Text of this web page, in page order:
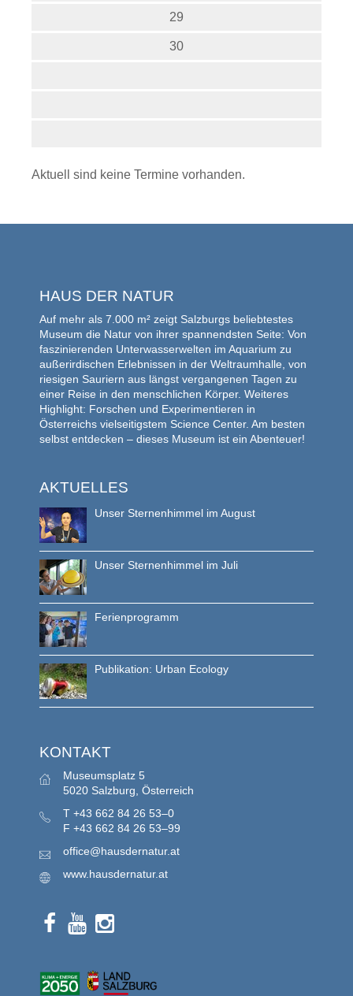
29
30
Aktuell sind keine Termine vorhanden.
HAUS DER NATUR
Auf mehr als 7.000 m² zeigt Salzburgs beliebtestes
Museum die Natur von ihrer spannendsten Seite: Von
faszinierenden Unterwasserwelten im Aquarium zu
außerirdischen Erlebnissen in der Weltraumhalle, von
riesigen Sauriern aus längst vergangenen Tagen zu
einer Reise in den menschlichen Körper. Weiteres
Highlight: Forschen und Experimentieren in
Österreichs vielseitigstem Science Center. Am besten
selbst entdecken – dieses Museum ist ein Abenteuer!
AKTUELLES
Unser Sternenhimmel im August
Unser Sternenhimmel im Juli
Ferienprogramm
Publikation: Urban Ecology
KONTAKT
Museumsplatz 5
5020 Salzburg, Österreich
T +43 662 84 26 53–0
F +43 662 84 26 53–99
office@hausdernatur.at
www.hausdernatur.at